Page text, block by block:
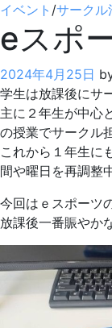
イベント /サークル
eスポ
2024年4月25日
学生は放課後にサ
主に２年生が中心
の授業でサークル
これから１年生に
間や曜日を再調整
今回はｅスポーツ
放課後一番賑やか